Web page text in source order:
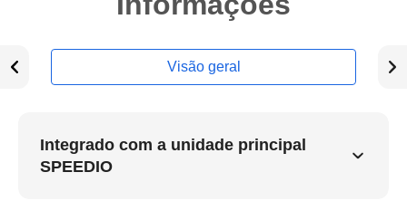
Visão geral
Integrado com a unidade principal
SPEEDIO